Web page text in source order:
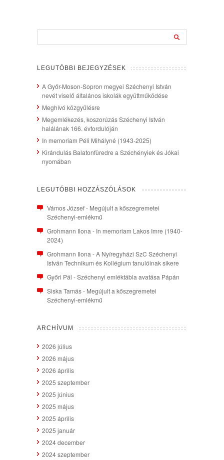
LEGUTÓBBI BEJEGYZÉSEK
A Győr-Moson-Sopron megyei Széchenyi István
nevét viselő általános iskolák együttműködése
Meghívó közgyűlésre
Megemlékezés, koszorúzás Széchenyi István
halálának 166. évfordulóján
In memoriam Péli Mihályné (1943-2025)
Kirándulás Balatonfüredre a Széchényiek és Jókai
nyomában
LEGUTÓBBI HOZZÁSZÓLÁSOK
Vámos József- Megújult a kőszegremetei
Széchenyi-emlékmű
Grohmann Ilona - In memoriam Lakos Imre (1940-
2024)
Grohmann Ilona -A Nyíregyházi SzC Széchenyi
István Technikum és Kollégium tanulóinak sikere
Győri Pál -Széchenyi emléktábla avatása Pápán
Siska Tamás- Megújult a kőszegremetei
Széchenyi-emlékmű
ARCHÍVUM
2026 július
2026 május
2026 április
2025 szeptember
2025 június
2025 május
2025 április
2025 január
2024 december
2024 szeptember